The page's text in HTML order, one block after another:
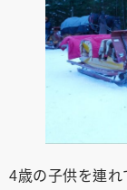
4歳の子供を連